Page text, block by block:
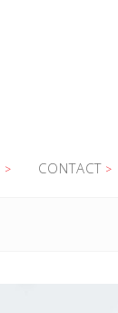
CONTACT